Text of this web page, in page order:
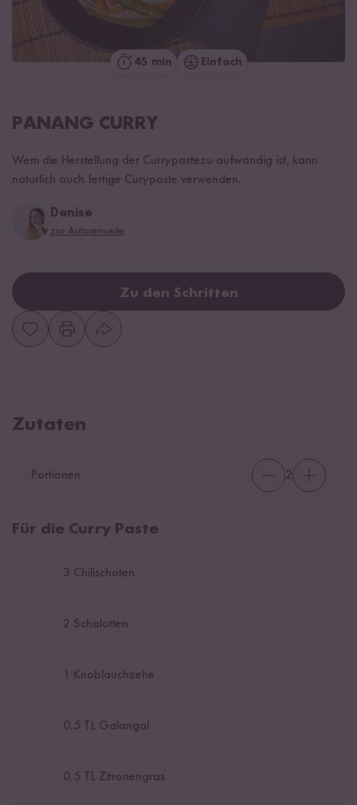
45 min Einfach
PANANG CURRY
Wem die Herstellung der Currypastezu aufwändig ist, kann
natürlich auch fertige Curypaste verwenden.
Denise
zur Autorenseite
Zu den Schritten
Zutaten
Portionen 2
Für die Curry Paste
3 Chilischoten
2 Schalotten
1 Knoblauchzehe
0,5 TL Galangal
0,5 TL Zitronengras